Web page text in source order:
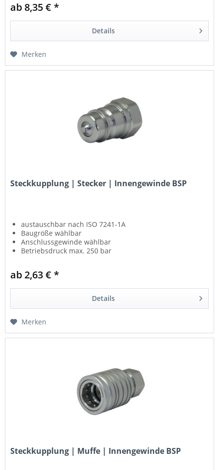
ab 8,35 € *
Details
Merken
Steckkupplung | Stecker | Innengewinde BSP
austauschbar nach ISO 7241-1A
Baugröße wählbar
Anschlussgewinde wählbar
Betriebsdruck max. 250 bar
ab 2,63 € *
Details
Merken
Steckkupplung | Muffe | Innengewinde BSP